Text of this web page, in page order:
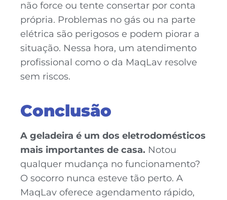
não force ou tente consertar por conta
própria. Problemas no gás ou na parte
elétrica são perigosos e podem piorar a
situação. Nessa hora, um atendimento
profissional como o da MaqLav resolve
sem riscos.
Conclusão
A geladeira é um dos eletrodomésticos
mais importantes de casa. Notou
qualquer mudança no funcionamento?
O socorro nunca esteve tão perto. A
MaqLav oferece agendamento rápido,